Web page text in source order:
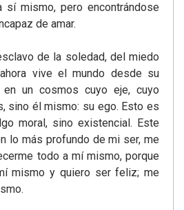
mismo, pero encontrándose
de amar.
de la soledad, del miedo
vive el mundo desde su
en un cosmos cuyo eje, cuyo
sino él mismo: su ego. Esto es
moral, sino existencial. Este
lo más profundo de mi ser, me
todo a mí mismo, porque
mismo y quiero ser feliz; me